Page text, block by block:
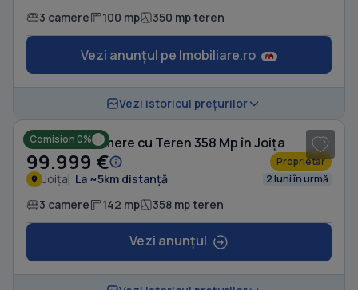
3 camere 100 mp 350 mp teren
Vezi anunțul pe Imobiliare.ro
Vezi istoricul prețurilor
Comision 0%
Casă cu 3 camere cu Teren 358 Mp în Joița
99.999 € Proprietar
Joița La ~5km distanță 2 luni în urmă
3 camere 142 mp 358 mp teren
Vezi anunțul